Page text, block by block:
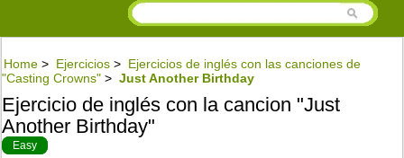
Home > Ejercicios > Ejercicios de inglés con las canciones de
"Casting Crowns" > Just Another Birthday
Ejercicio de inglés con la cancion "Just
Another Birthday"
Easy